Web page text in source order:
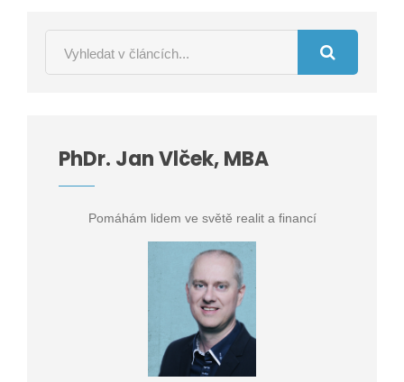
PhDr. Jan Vlček, MBA
Pomáhám lidem ve světě realit a financí